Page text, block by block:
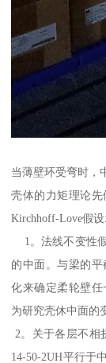
当薄壁环受弯时，
壳体的力矩理论
Kirchhoff-Love假设:
1。法线不变性
的中面。与梁的
化来确定柔轮壁
为研究壳休中面的
2。关于各层不相
14-50-2UH平行于